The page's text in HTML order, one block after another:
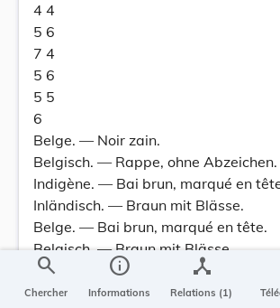
4 4
5 6
7 4
5 6
5 5
6
Belge. — Noir zain.
Belgisch. — Rappe, ohne Abzeichen.
Indigène. — Bai brun, marqué en
Inländisch. — Braun mit Blässe.
Belge. — Bai brun, marqué en tête.
Belgisch. — Braun mit Blässe.
Indigène. — Bai brun, marqué eu tête
sur le chanfrein.
search
Chercher
info
Informations
device_hub
Relations (1)